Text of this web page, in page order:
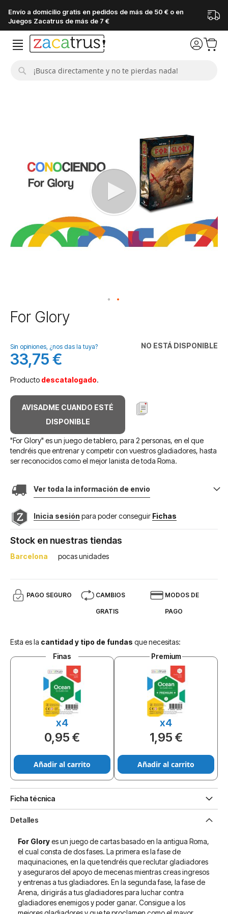
Envío a domicilio gratis en pedidos de más de 50 € o en
Juegos Zacatrus de más de 7 €
imágenes
Saltar
al
de
la
galería
imágenes
For Glory
NO ESTÁ DISPONIBLE
Sin opiniones, ¿nos das la tuya?
33,75 €
Producto descatalogado.
AVISADME CUANDO ESTÉ
DISPONIBLE
"For Glory" es un juego de tablero, para 2 personas, en el que
tendréis que entrenar y competir con vuestros gladiadores, hasta
ser reconocidos como el mejor lanista de toda Roma.
Ver toda la información de envio
Inicia sesión para poder conseguir Fichas
Stock en nuestras tiendas
Barcelona pocas unidades
PAGO SEGURO CAMBIOS
GRATIS
MODOS DE
PAGO
Esta es la cantidad y tipo de fundas que necesitas:
Finas
x4
0,95 €
Añadir al carrito
Premium
x4
1,95 €
Añadir al carrito
Ficha técnica
Detalles
For Gloryes un juego de cartas basado en la antigua Roma,
el cual consta de dos fases. La primera es la fase de
maquinaciones, en la que tendréis que reclutar gladiadores
y aseguraros del apoyo de mecenas mientras creas ingresos
y entrenas a tus gladiadores. En la segunda fase, la fase de
Arena, dirigirás a tus gladiadores para luchar contra
gladiadores enemigos y poder ganar. Consigue a los